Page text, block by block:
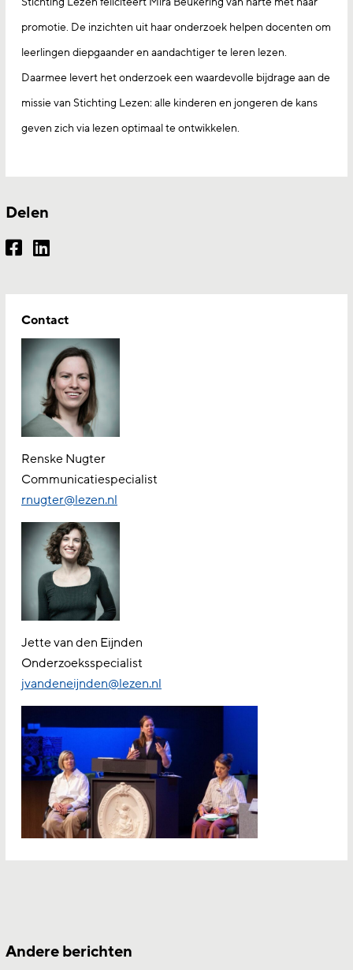
Contact
Renske Nugter
Communicatiespecialist
rnugter@lezen.nl
Jette van den Eijnden
Onderzoeksspecialist
jvandeneijnden@lezen.nl
promotie. De inzichten uit haar onderzoek helpen docenten om
leerlingen diepgaander en aandachtiger te leren lezen.
Daarmee levert het onderzoek een waardevolle bijdrage aan de
missie van Stichting Lezen: alle kinderen en jongeren de kans
geven zich via lezen optimaal te ontwikkelen.
Delen
Andere berichten